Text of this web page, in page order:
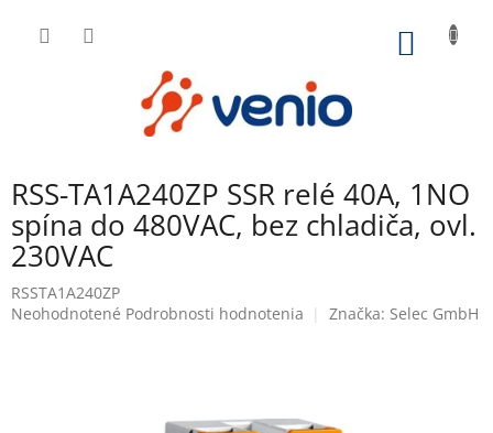
RSS-TA1A240ZP SSR relé 40A, 1NO
spína do 480VAC, bez chladiča, ovl.
230VAC
RSSTA1A240ZP
Priemerné
Neohodnotené Podrobnosti hodnotenia Značka: Selec GmbH